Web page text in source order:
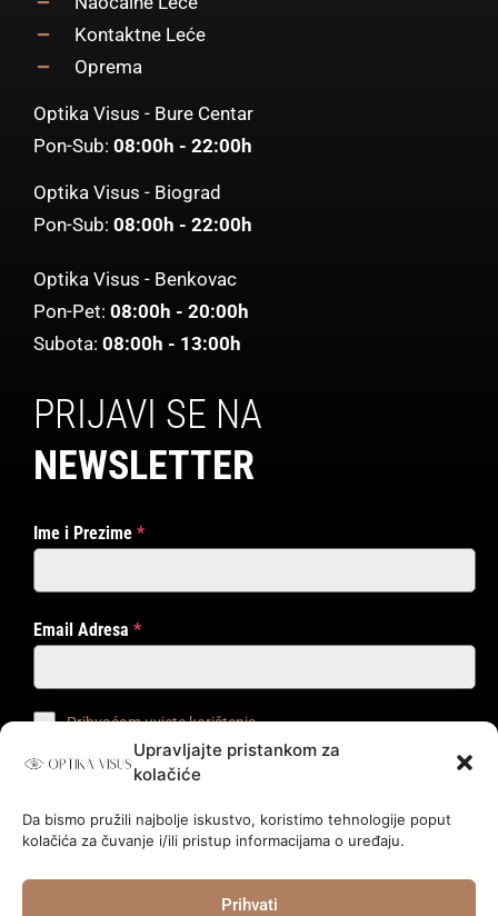
Upravljajte pristankom za
kolačiće
Da bismo pružili najbolje iskustvo, koristimo tehnologije poput
kolačića za čuvanje i/ili pristup informacijama o uređaju.
Prihvati
Kontaktne Leće
Oprema
Optika Visus - Bure Centar
Pon-Sub: 08:00h - 22:00h
Optika Visus - Biograd
Pon-Sub: 08:00h - 22:00h
Optika Visus - Benkovac
Pon-Pet: 08:00h - 20:00h
Subota: 08:00h - 13:00h
PRIJAVI SE NA
NEWSLETTER
Ime i Prezime *
Email Adresa *
Prihvaćam uvjete korištenja